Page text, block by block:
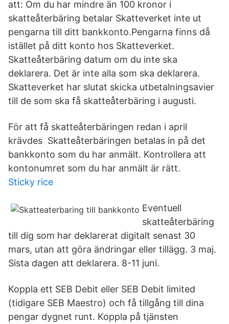
att: Om du har mindre än 100 kronor i
skatteåterbäring betalar Skatteverket inte ut
pengarna till ditt bankkonto.Pengarna finns då
istället på ditt konto hos Skatteverket.
Skatteåterbäring datum om du inte ska
deklarera. Det är inte alla som ska deklarera.
Skatteverket har slutat skicka utbetalningsavier
till de som ska få skatteåterbäring i augusti.
För att få skatteåterbäringen redan i april
krävdes Skatteåterbäringen betalas in på det
bankkonto som du har anmält. Kontrollera att
kontonumret som du har anmält är rätt.
Sticky rice
Eventuell
skatteåterbäring
till dig som har deklarerat digitalt senast 30
mars, utan att göra ändringar eller tillägg. 3 maj.
Sista dagen att deklarera. 8-11 juni.
Koppla ett SEB Debit eller SEB Debit limited
(tidigare SEB Maestro) och få tillgång till dina
pengar dygnet runt. Koppla på tjänsten